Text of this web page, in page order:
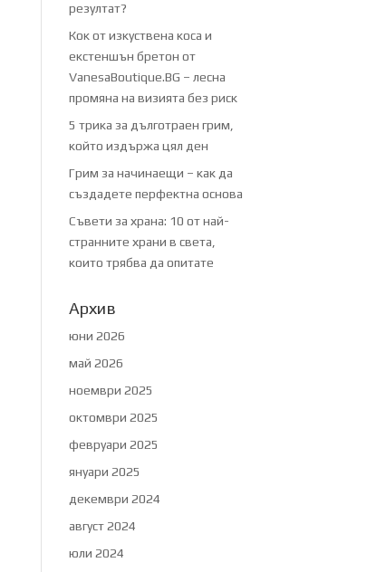
резултат?
Кок от изкуствена коса и
екстеншън бретон от
VanesaBoutique.BG – лесна
промяна на визията без риск
5 трика за дълготраен грим,
който издържа цял ден
Грим за начинаещи – как да
създадете перфектна основа
Съвети за храна: 10 от най-
странните храни в света,
които трябва да опитате
Архив
юни 2026
май 2026
ноември 2025
октомври 2025
февруари 2025
януари 2025
декември 2024
август 2024
юли 2024